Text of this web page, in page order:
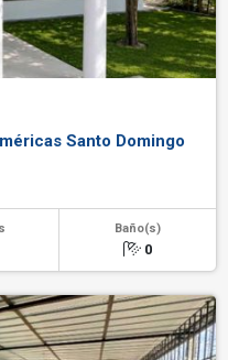
Santo Domingo
Baño(s)
0